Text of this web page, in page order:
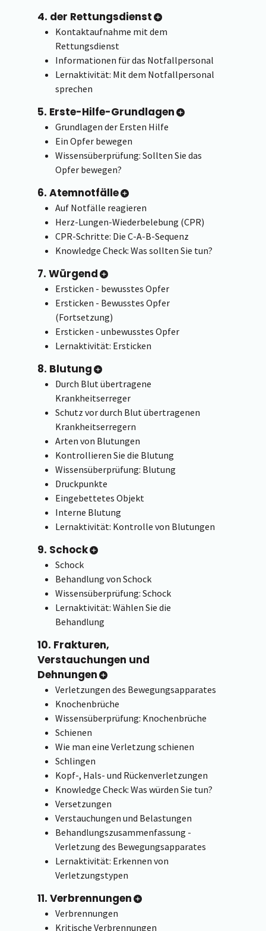
4. der Rettungsdienst
Kontaktaufnahme mit dem
Rettungsdienst
Informationen für das Notfallpersonal
Lernaktivität: Mit dem Notfallpersonal
sprechen
5. Erste-Hilfe-Grundlagen
Grundlagen der Ersten Hilfe
Ein Opfer bewegen
Wissensüberprüfung: Sollten Sie das
Opfer bewegen?
6. Atemnotfälle
Auf Notfälle reagieren
Herz-Lungen-Wiederbelebung (CPR)
CPR-Schritte: Die C-A-B-Sequenz
Knowledge Check: Was sollten Sie tun?
7. Würgend
Ersticken - bewusstes Opfer
Ersticken - Bewusstes Opfer
(Fortsetzung)
Ersticken - unbewusstes Opfer
Lernaktivität: Ersticken
8. Blutung
Durch Blut übertragene
Krankheitserreger
Schutz vor durch Blut übertragenen
Krankheitserregern
Arten von Blutungen
Kontrollieren Sie die Blutung
Wissensüberprüfung: Blutung
Druckpunkte
Eingebettetes Objekt
Interne Blutung
Lernaktivität: Kontrolle von Blutungen
9. Schock
Schock
Behandlung von Schock
Wissensüberprüfung: Schock
Lernaktivität: Wählen Sie die
Behandlung
10. Frakturen,
Verstauchungen und
Dehnungen
Verletzungen des Bewegungsapparates
Knochenbrüche
Wissensüberprüfung: Knochenbrüche
Schienen
Wie man eine Verletzung schienen
Schlingen
Kopf-, Hals- und Rückenverletzungen
Knowledge Check: Was würden Sie tun?
Versetzungen
Verstauchungen und Belastungen
Behandlungszusammenfassung -
Verletzung des Bewegungsapparates
Lernaktivität: Erkennen von
Verletzungstypen
11. Verbrennungen
Verbrennungen
Kritische Verbrennungen